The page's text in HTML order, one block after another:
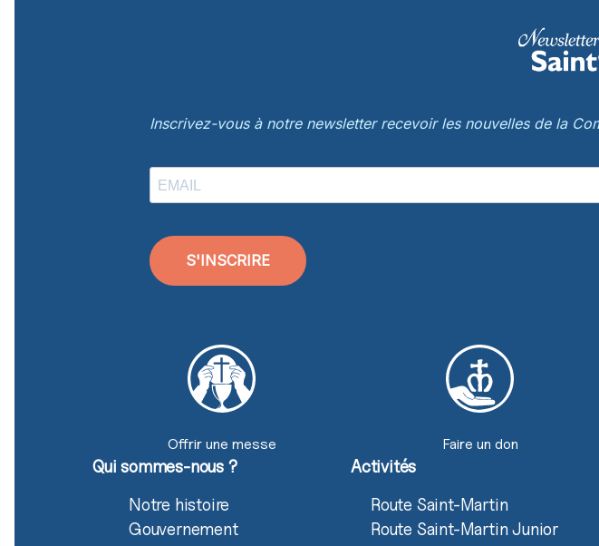
Inscrivez-vous à notre newsletter recevoir les nouvelles de la
S'INSCRIRE
Offrir une messe Faire un don
Qui sommes-nous ?
Notre histoire
Gouvernement
Activités
Route Saint-Martin
Route Saint-Martin Junior